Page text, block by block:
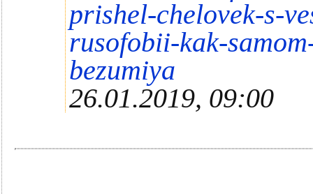
prishel-chelovek-s-
rusofobii-kak-
bezumiya
26.01.2019, 09:00